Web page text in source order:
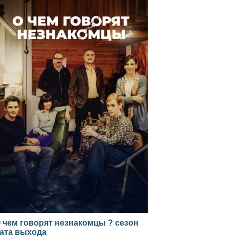
чем говорят незнакомцы ? сезон
выхода